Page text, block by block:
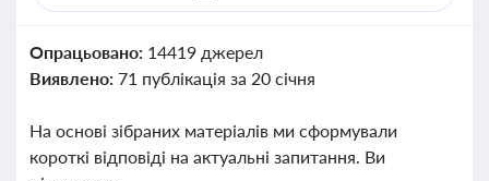
Опрацьовано: 14419 джерел
Виявлено: 71 публікація за 20 січня
На основі зібраних матеріалів ми сформували
короткі відповіді на актуальні запитання. Ви